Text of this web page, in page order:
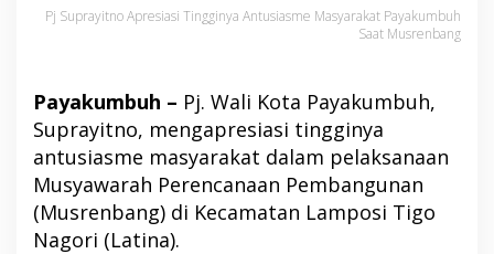
Pj Suprayitno Apresiasi Tingginya Antusiasme Masyarakat Payakumbuh
Saat Musrenbang
Payakumbuh – Pj. Wali Kota Payakumbuh,
Suprayitno, mengapresiasi tingginya
antusiasme masyarakat dalam pelaksanaan
Musyawarah Perencanaan Pembangunan
(Musrenbang) di Kecamatan Lamposi Tigo
Nagori (Latina).